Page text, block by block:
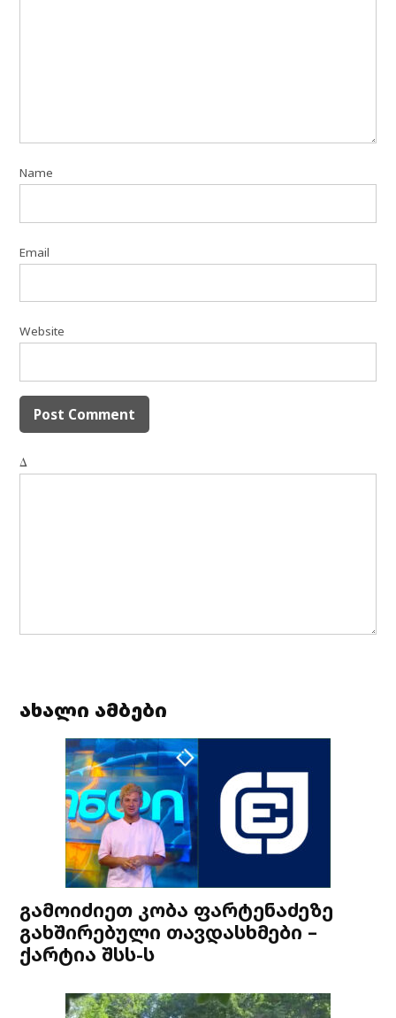
Name
Email
Website
Δ
ახალი ამბები
გამოიძიეთ კობა ფარტენაძეზე
გახშირებული თავდასხმები –
ქარტია შსს-ს